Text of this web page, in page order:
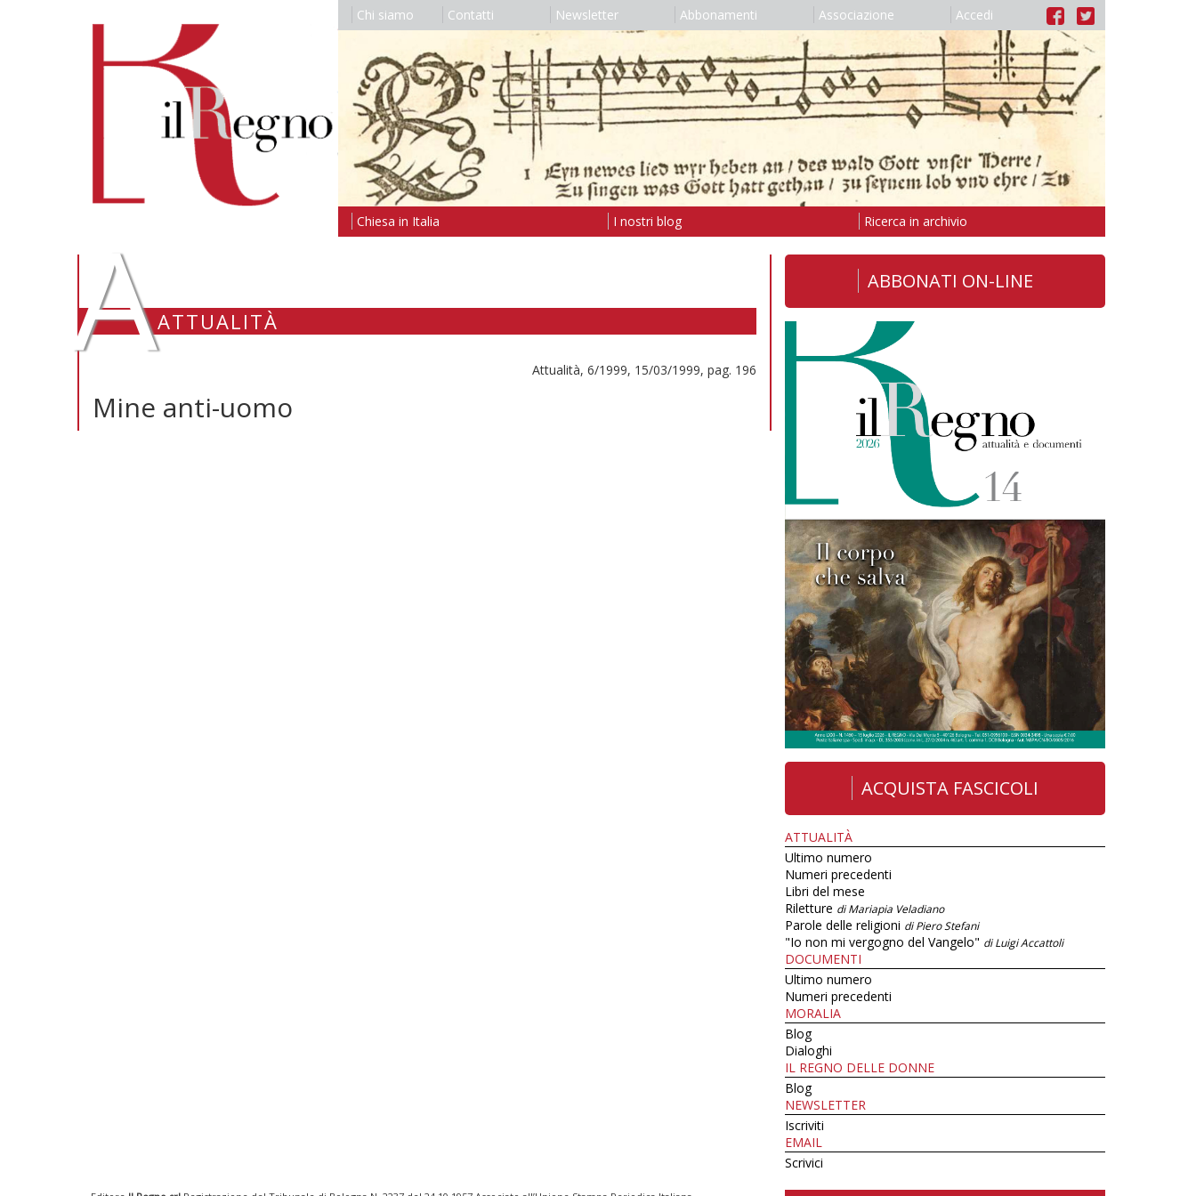
Chi siamo Contatti Newsletter Abbonamenti Associazione Accedi
Chiesa in Italia I nostri blog Ricerca in archivio
AATTUALITÀ
Attualità, 6/1999, 15/03/1999, pag. 196
Mine anti-uomo
ABBONATI ON-LINE
ACQUISTA FASCICOLI
ATTUALITÀ
Ultimo numero
Numeri precedenti
Libri del mese
Riletture di Mariapia Veladiano
Parole delle religioni di Piero Stefani
"Io non mi vergogno del Vangelo" di Luigi Accattoli
DOCUMENTI
Ultimo numero
Numeri precedenti
MORALIA
Blog
Dialoghi
IL REGNO DELLE DONNE
Blog
NEWSLETTER
Iscriviti
EMAIL
Scrivici